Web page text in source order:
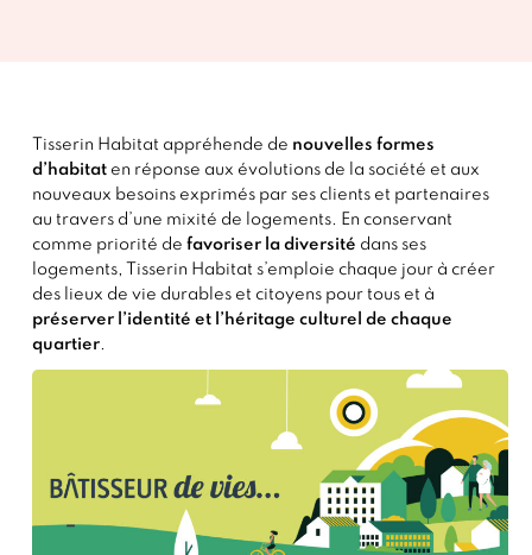
Tisserin Habitat appréhende de nouvelles formes
d’habitat en réponse aux évolutions de la société et aux
nouveaux besoins exprimés par ses clients et partenaires
au travers d’une mixité de logements. En conservant
comme priorité de favoriser la diversité dans ses
logements, Tisserin Habitat s’emploie chaque jour à créer
des lieux de vie durables et citoyens pour tous et à
préserver l’identité et l’héritage culturel de chaque
quartier.